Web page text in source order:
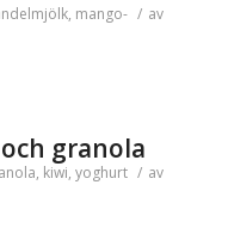
, mango- / av
granola
, kiwi, yoghurt / av